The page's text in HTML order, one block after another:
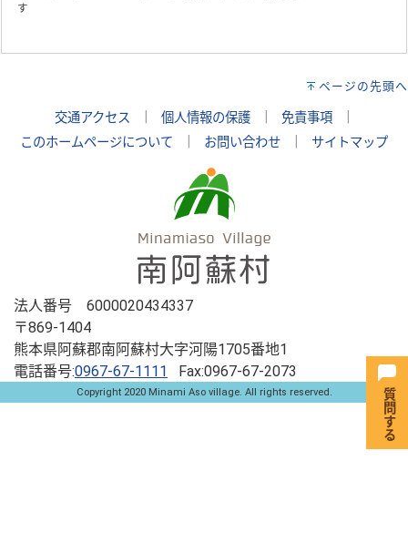
す
ページの先頭へ
交通アクセス 個人情報の保護 免責事項
このホームページについて
お問い合わせ サイトマップ
法人番号 6000020434337
〒869-1404
熊本県阿蘇郡南阿蘇村大字河陽1705番地1
電話番号:0967-67-1111 Fax:0967-67-2073
Copyright 2020 Minami Aso village. All rights reserved.